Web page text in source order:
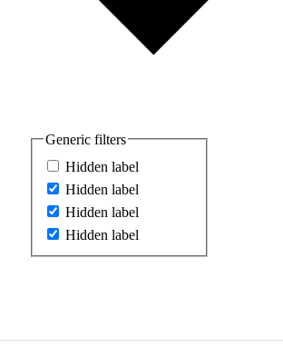
Generic filters
Hidden label
Hidden label
Hidden label
Hidden label